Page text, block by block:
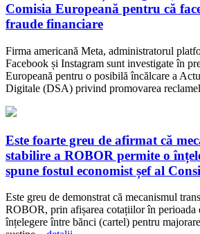
Comisia Europeană pentru că
fraude financiare
Firma americană Meta, administratorul
Facebook și Instagram sunt investigate în
Europeană pentru o posibilă încălcare a
Digitale (DSA) privind promovarea
Este foarte greu de afirmat că
stabilire a ROBOR permite o
spune fostul economist șef al
Este greu de demonstrat că mecanismul
ROBOR, prin afișarea cotațiilor în perioada
înțelegere între bănci (cartel) pentru